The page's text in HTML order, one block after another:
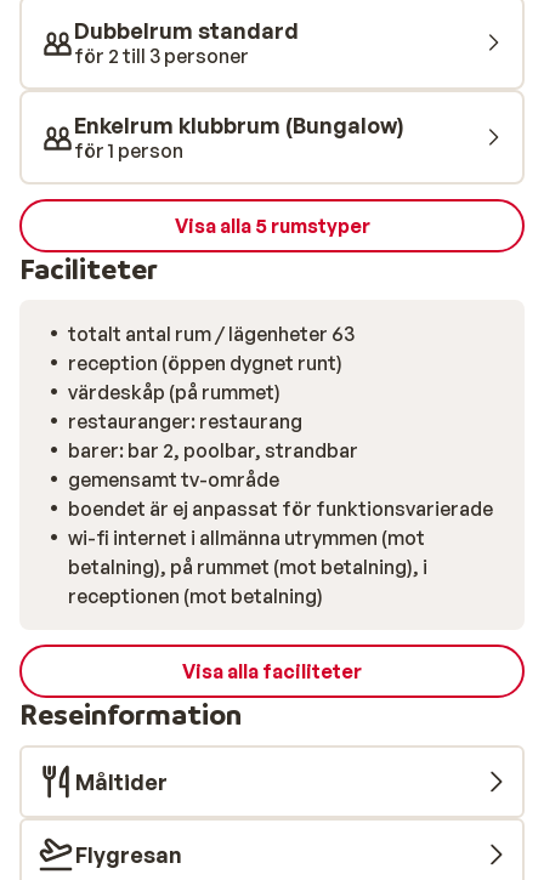
När hungern smyger sig på finns det flera restauranger
längs den livliga strandpromenaden. Ät en härlig
frukost med utsikt mot amfiteatern och njut av en
kulinarisk middag nere vid strandpromenaden. Ta
något att dricka i loungebaren och slå dig ner på
terrassen och njut av de ljumma kvällsvindarna.
Minimarket finns på hotellet.
Dubbelrum standard
för 2 till 3 personer
Enkelrum klubbrum (Bungalow)
för 1 person
Visa alla 5 rumstyper
Faciliteter
totalt antal rum / lägenheter 63
reception (öppen dygnet runt)
värdeskåp (på rummet)
restauranger: restaurang
barer: bar 2, poolbar, strandbar
gemensamt tv-område
boendet är ej anpassat för funktionsvarierade
wi-fi internet i allmänna utrymmen (mot
betalning), på rummet (mot betalning), i
receptionen (mot betalning)
Visa alla faciliteter
Reseinformation
Måltider
Flygresan